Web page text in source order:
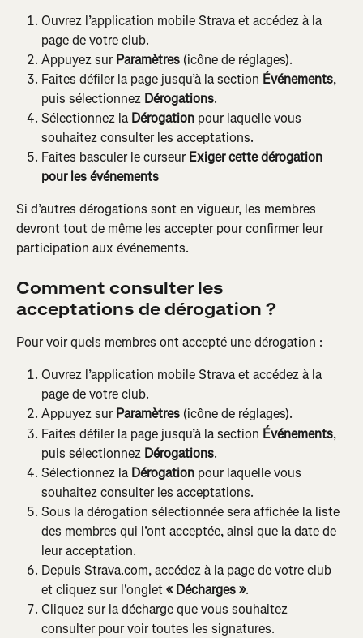
Ouvrez l’application mobile Strava et accédez à la
page de votre club.
Appuyez sur Paramètres (icône de réglages).
Faites défiler la page jusqu’à la section Événements,
puis sélectionnez Dérogations.
Sélectionnez la Dérogation pour laquelle vous
souhaitez consulter les acceptations.
Faites basculer le curseur Exiger cette dérogation
pour les événements
Si d’autres dérogations sont en vigueur, les membres
devront tout de même les accepter pour confirmer leur
participation aux événements.
Comment consulter les
acceptations de dérogation ?
Pour voir quels membres ont accepté une dérogation :
Ouvrez l’application mobile Strava et accédez à la
page de votre club.
Appuyez sur Paramètres (icône de réglages).
Faites défiler la page jusqu’à la section Événements,
puis sélectionnez Dérogations.
Sélectionnez la Dérogation pour laquelle vous
souhaitez consulter les acceptations.
Sous la dérogation sélectionnée sera affichée la liste
des membres qui l’ont acceptée, ainsi que la date de
leur acceptation.
Depuis Strava.com, accédez à la page de votre club
et cliquez sur l'onglet « Décharges ».
Cliquez sur la décharge que vous souhaitez
consulter pour voir toutes les signatures.